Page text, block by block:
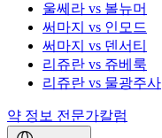
울쎄라 vs 볼뉴머
써마지 vs 인모드
써마지 vs 덴서티
리쥬란 vs 쥬베룩
리쥬란 vs 물광주사
약 정보 전문가칼럼